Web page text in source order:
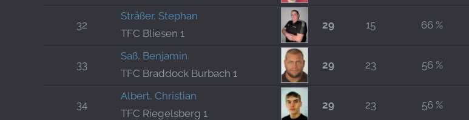
32
Sträßer, Stephan
TFC Bliesen 1
29 15 66 %
33
Saß, Benjamin
TFC Braddock Burbach 1
29 23 56 %
34
Albert, Christian
TFC Riegelsberg 1
29 23 56 %